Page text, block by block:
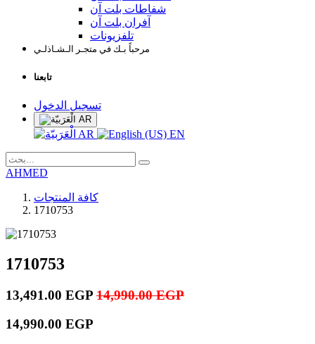
شفاطات بلت آن
آفران بلت آن
تلفزيونات
مرحباً بـك في متجـر الـشـاذلـي
تابعنا
تسجيل الدخول
AR
AR EN
AHMED
كافة المنتجات
1710753
1710753
13,491.00 EGP 14,990.00EGP
14,990.00 EGP